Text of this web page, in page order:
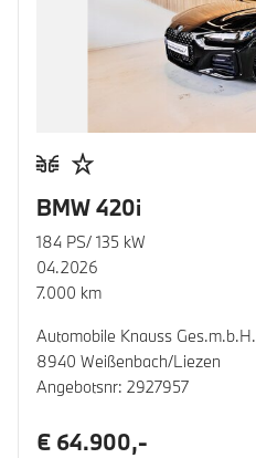
BMW 420i
184 PS/ 135 kW
04.2026
7.000 km
Automobile Knauss Ges.m.b.H.
8940 Weißenbach/Liezen
Angebotsnr: 2927957
€ 64.900,-